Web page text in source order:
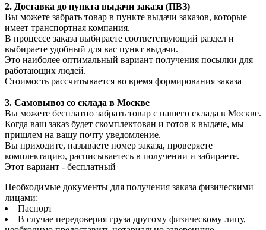
2. Доставка до пункта выдачи заказа (ПВЗ)
Вы можете забрать товар в пункте выдачи заказов, которые
имеет транспортная компания.
В процессе заказа выбираете соответствующий раздел и
выбираете удобный для вас пункт выдачи.
Это наиболее оптимальный вариант получения посылки для
работающих людей.
Стоимость рассчитывается во время формирования заказа
3. Самовывоз со склада в Москве
Вы можете бесплатно забрать товар с нашего склада в Москве.
Когда ваш заказ будет скомплектован и готов к выдаче, мы
пришлем на вашу почту уведомление.
Вы приходите, называете номер заказа, проверяете
комплектацию, расписываетесь в получении и забираете.
Этот вариант - бесплатный
Необходимые документы для получения заказа физическими
лицами:
Паспорт
В случае передоверия груза другому физическому лицу,